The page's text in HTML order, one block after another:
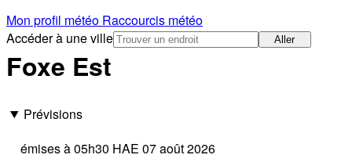
Mon profil météo Raccourcis météo
Accéder à une ville
Aller
Foxe Est
Prévisions
émises à 05h30 HAE 07 août 2026